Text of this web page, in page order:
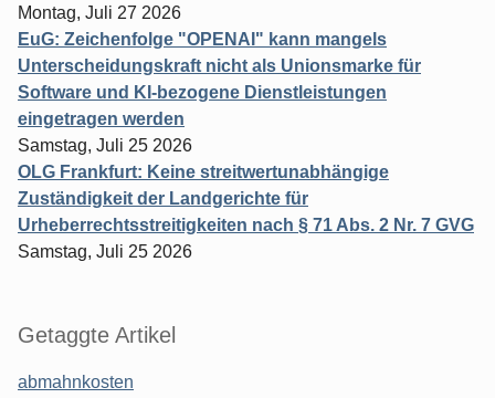
Montag, Juli 27 2026
EuG: Zeichenfolge "OPENAI" kann mangels
Unterscheidungskraft nicht als Unionsmarke für
Software und KI-bezogene Dienstleistungen
eingetragen werden
Samstag, Juli 25 2026
OLG Frankfurt: Keine streitwertunabhängige
Zuständigkeit der Landgerichte für
Urheberrechtsstreitigkeiten nach § 71 Abs. 2 Nr. 7 GVG
Samstag, Juli 25 2026
Getaggte Artikel
abmahnkosten